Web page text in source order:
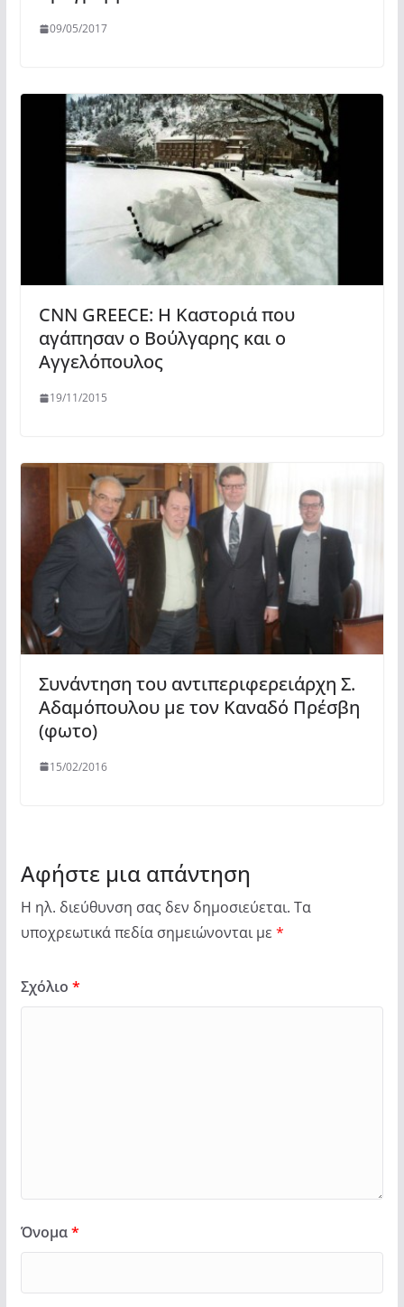
09/05/2017
CNN GREECE: Η Καστοριά που
αγάπησαν ο Βούλγαρης και ο
Αγγελόπουλος
19/11/2015
Συνάντηση του αντιπεριφερειάρχη Σ.
Αδαμόπουλου με τον Καναδό Πρέσβη
(φωτο)
15/02/2016
Αφήστε μια απάντηση
Η ηλ. διεύθυνση σας δεν δημοσιεύεται. Τα
υποχρεωτικά πεδία σημειώνονται με *
Σχόλιο *
Όνομα*